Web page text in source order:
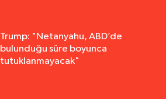
Trump: "Netanyahu, ABD’de
bulunduğu süre boyunca
tutuklanmayacak"